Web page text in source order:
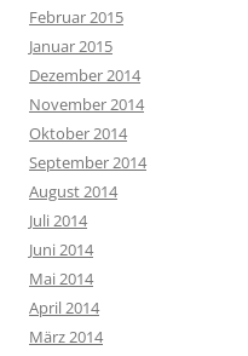
Februar 2015
Januar 2015
Dezember 2014
November 2014
Oktober 2014
September 2014
August 2014
Juli 2014
Juni 2014
Mai 2014
April 2014
März 2014